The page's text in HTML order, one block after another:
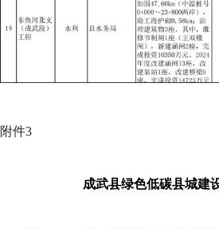
附件3
成武县绿色低碳县城建